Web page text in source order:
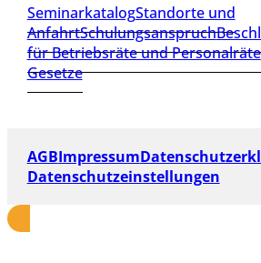
SeminarkatalogStandorte und
AnfahrtSchulungsanspruch
für Betriebsräte und Personalräte
Gesetze
AGBImpressum
Datenschutzeinstellungen